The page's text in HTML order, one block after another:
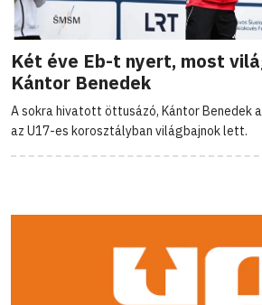
Két éve Eb-t nyert, most
Kántor Benedek
A sokra hivatott öttusázó, Kántor Benedek
az U17-es korosztályban világbajnok lett.